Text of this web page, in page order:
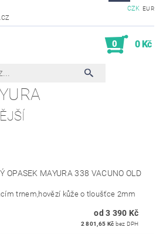
CZK EUR
0 0 Kč
OPASEK MAYURA 338 VACUNO OLD
trnem,hovězí kůže o tloušťce 2mm
od 3 390 Kč
2 801,65 Kč bez DPH